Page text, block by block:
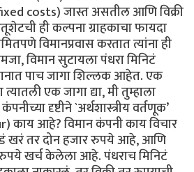
costs) जास्त असतील आणि विक्री
ही कल्पना ग्राहकाचा फायदा
विमानप्रवास करतात त्यांना ही
विमान सुटायला पंधरा मिनिटं
पाच जागा शिल्लक आहेत. एक
एक जागा द्या, मी तुम्हाला
दृष्टीने `अर्थशास्त्रीय वर्तणूक’
काय आहे? विमान कंपनी काय विचार
खरं तर दोन हजार रुपये आहे, आणि
खर्च केलेला आहे. पंधराच मिनिटं